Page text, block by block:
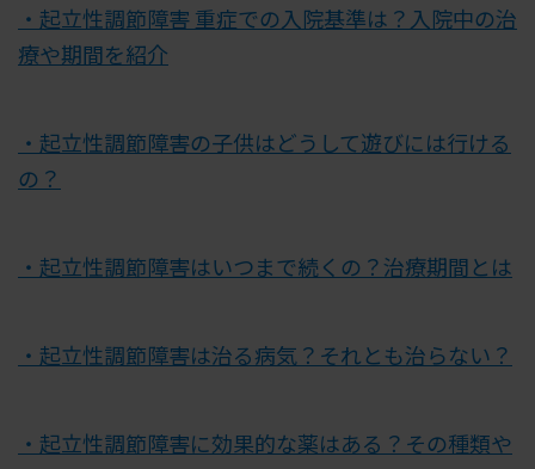
・起立性調節障害 重症での入院基準は？入院中の治
療や期間を紹介
・起立性調節障害の子供はどうして遊びには行ける
の？
・起立性調節障害はいつまで続くの？治療期間とは
・起立性調節障害は治る病気？それとも治らない？
・起立性調節障害に効果的な薬はある？その種類や